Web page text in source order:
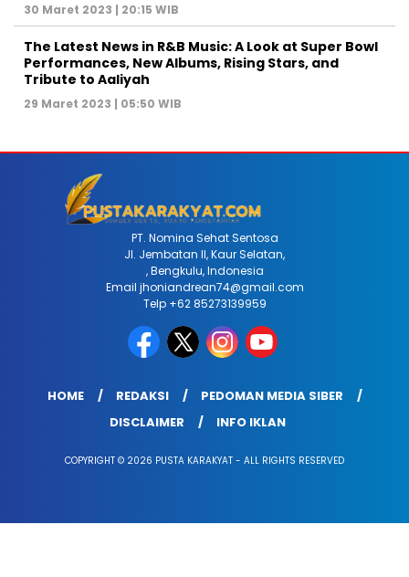
30 Maret 2023 | 20:15 WIB
The Latest News in R&B Music: A Look at Super Bowl
Performances, New Albums, Rising Stars, and
Tribute to Aaliyah
29 Maret 2023 | 05:50 WIB
PT. Nomina Sehat Sentosa
Jl. Jembatan II, Kaur Selatan,
, Bengkulu, Indonesia
Email jhoniandrean74@gmail.com
Telp +62 85273139959
HOME REDAKSI
PEDOMAN MEDIA SIBER
DISCLAIMER
INFO IKLAN
COPYRIGHT © 2026 PUSTA KARAKYAT - ALL RIGHTS RESERVED